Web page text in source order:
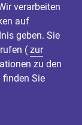
verarbeiten
auf
geben. Sie
( zur
zu den
Sie